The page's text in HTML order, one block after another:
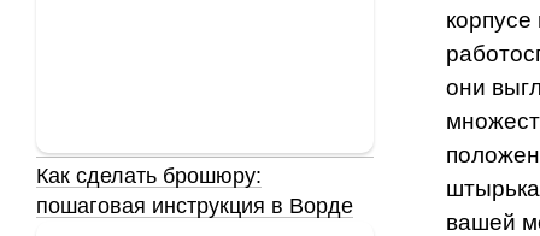
корпусе
они
вашей
Как сделать брошюру:
пошаговая инструкция в Ворде